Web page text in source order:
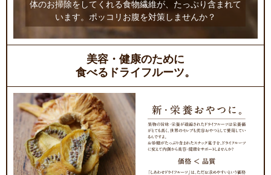
体のお掃除をしてくれる食物繊維が、たっぷり含まれて
います。ポッコリお腹を対策しませんか？
美容・健康のために
食べるドライフルーツ。